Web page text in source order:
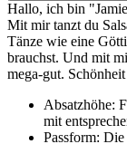
Hallo, ich bin
Mit mir tanzt du
Tänze wie eine
brauchst. Und mit
mega-gut.
Absatzhöhe:
mit
Passform: